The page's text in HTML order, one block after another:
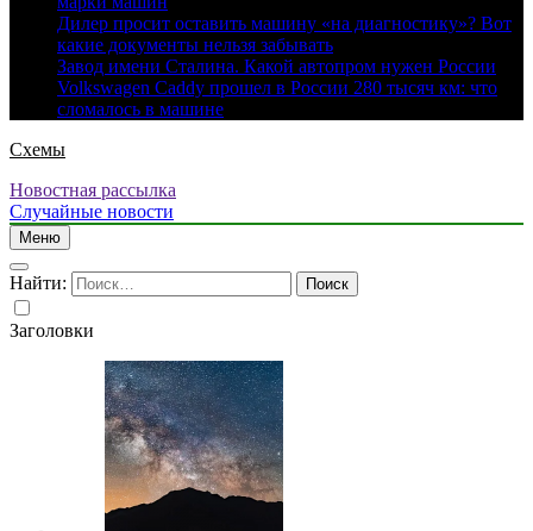
Дилер просит оставить машину «на диагностику»? Вот
какие документы нельзя забывать
Завод имени Сталина. Какой автопром нужен России
Volkswagen Caddy прошел в России 280 тысяч км: что
сломалось в машине
Схемы
Новостная рассылка
Случайные новости
Меню
Найти:
Заголовки